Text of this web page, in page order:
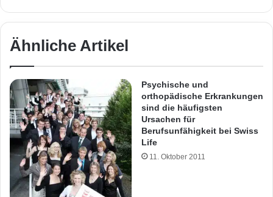
Ähnliche Artikel
Psychische und
orthopädische Erkrankungen
sind die häufigsten
Ursachen für
Berufsunfähigkeit bei Swiss
Life
11. Oktober 2011